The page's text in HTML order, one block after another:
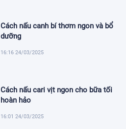
Cách nấu canh bí thơm ngon và bổ
dưỡng
16:16 24/03/2025
Cách nấu cari vịt ngon cho bữa tối
hoàn hảo
16:01 24/03/2025